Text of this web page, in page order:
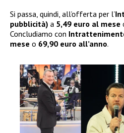
Si passa, quindi, all’offerta per l’
pubblicità) a 5,49 euro al mese
Concludiamo con
mese o 69,90 euro all’anno.